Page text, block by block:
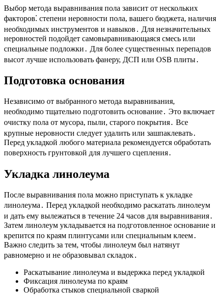
Выбор метода выравнивания пола зависит от нескольких
факторов⁚ степени неровности пола, вашего бюджета, наличия
необходимых инструментов и навыков․ Для незначительных
неровностей подойдет самовыравнивающаяся смесь или
специальные подложки․ Для более существенных перепадов
высот лучше использовать фанеру, ДСП или OSB плиты․
Подготовка основания
Независимо от выбранного метода выравнивания,
необходимо тщательно подготовить основание․ Это включает
очистку пола от мусора, пыли, старого покрытия․ Все
крупные неровности следует удалить или зашпаклевать․
Перед укладкой любого материала рекомендуется обработать
поверхность грунтовкой для лучшего сцепления․
Укладка линолеума
После выравнивания пола можно приступать к укладке
линолеума․ Перед укладкой необходимо раскатать линолеум
и дать ему вылежаться в течение 24 часов для выравнивания․
Затем линолеум укладывается на подготовленное основание и
крепится по краям плинтусами или специальным клеем․
Важно следить за тем, чтобы линолеум был натянут
равномерно и не образовывал складок․
Раскатывание линолеума и выдержка перед укладкой
Фиксация линолеума по краям
Обработка стыков специальной сваркой